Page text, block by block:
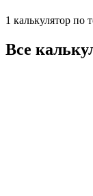
1 калькулятор по
Все